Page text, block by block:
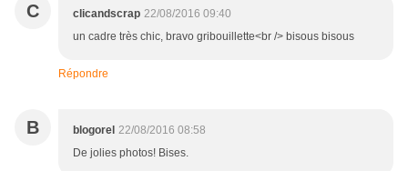
C clicandscrap 22/08/2016 09:40
un cadre très chic, bravo gribouillette<br /> bisous bisous
Répondre
B blogorel 22/08/2016 08:58
De jolies photos! Bises.